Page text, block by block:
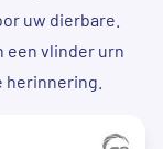
uw dierbare.
een vlinder urn